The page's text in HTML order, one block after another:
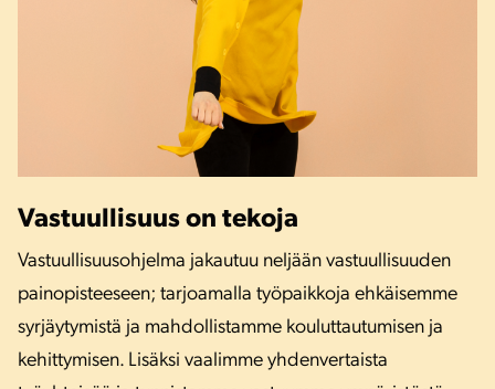
Vastuullisuus on tekoja
Vastuullisuusohjelma jakautuu neljään vastuullisuuden
painopisteeseen; tarjoamalla työpaikkoja ehkäisemme
syrjäytymistä ja mahdollistamme kouluttautumisen ja
kehittymisen. Lisäksi vaalimme yhdenvertaista